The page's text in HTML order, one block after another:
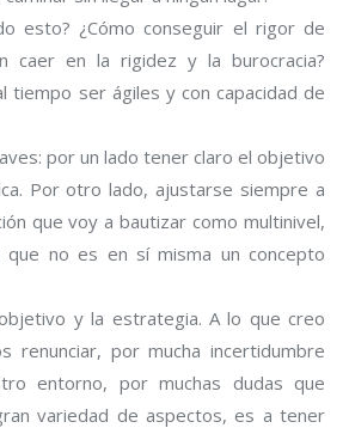
esto? ¿Cómo conseguir el rigor de
caer en la rigidez y la burocracia?
tiempo ser ágiles y con capacidad de
por un lado tener claro el objetivo
Por otro lado, ajustarse siempre a
que voy a bautizar como multinivel,
que no es en sí misma un concepto
y la estrategia. A lo que creo
renunciar, por mucha incertidumbre
entorno, por muchas dudas que
variedad de aspectos, es a tener